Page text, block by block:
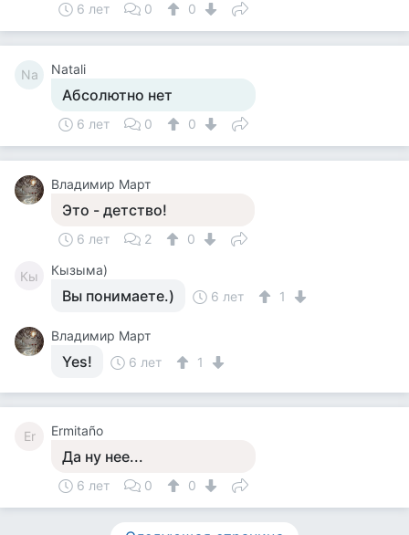
6 лет 0 0
Na Natali
Абсолютно нет
6 лет 0 0
Владимир Март
Это - детство!
6 лет 2 0
Кы Кызыма)
Вы понимаете.) 6 лет 1
Владимир Март
Yes! 6 лет 1
Er Ermitaño
Да ну нее...
6 лет 0 0